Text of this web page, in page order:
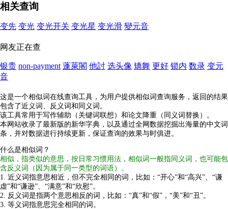
相关查询
变先 变光 变光开关 变光星 变光滑 變元音
网友正在查
银贵 non-payment 蓬萊閣 他討 选头像 矯舞 更好 锁内 数录 变元
音
这是一个相似词在线查询工具，为用户提供相似词查询服务，返回的结果
包含了近义词、反义词和同义词。
该工具常用于写作辅助（关键词联想）和论文降重（同义词替换）。
本网站收录了最新版的新华字典，以及通过全网数据挖掘出海量的中文词
条，并对数据进行持续更新，保证查询的效果与时俱进。
什么是相似词？
相似，指类似的意思，按日常习惯用法，相似词一般指同义词，也可能包
含反义词（因为属于同一类型的词语）。
1. 近义词指意思相近，但不完全相同的词，比如：“开心”和“高兴”、“谦
虚”和“谦逊”、“满意”和“欣慰”。
2. 反义词是指两个意思相反的词，比如：“真”和“假”，“美”和“丑”。
3. 等义词指意思完全相同的词。